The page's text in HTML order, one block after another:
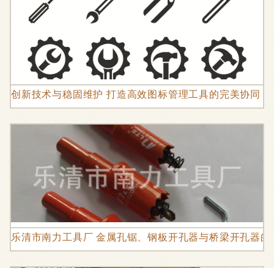
创新技术与稳固维护 打造高效图标管理工具的完美协同
乐清市南力工具厂 金属孔锯、钢板开孔器与桥梁开孔器